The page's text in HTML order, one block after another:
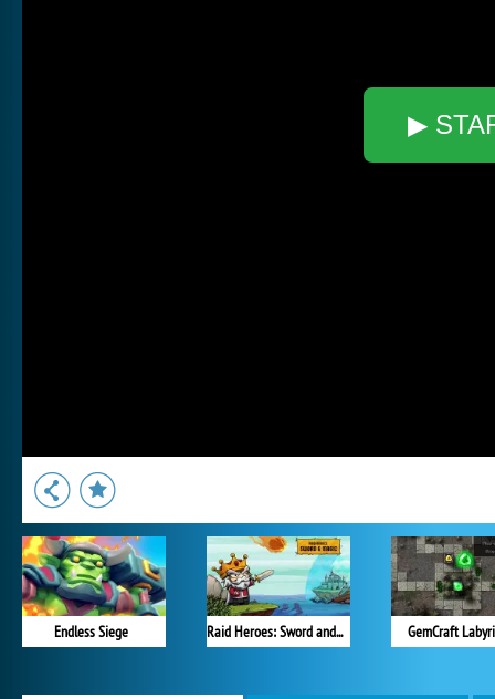
▶
Endless Siege Raid Heroes: Sword and Magic GemCraft